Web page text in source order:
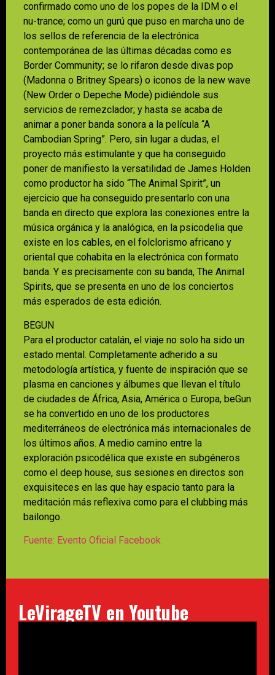
confirmado como uno de los popes de la IDM o el
nu-trance; como un gurú que puso en marcha uno de
los sellos de referencia de la electrónica
contemporánea de las últimas décadas como es
Border Community; se lo rifaron desde divas pop
(Madonna o Britney Spears) o iconos de la new wave
(New Order o Depeche Mode) pidiéndole sus
servicios de remezclador; y hasta se acaba de
animar a poner banda sonora a la película “A
Cambodian Spring”. Pero, sin lugar a dudas, el
proyecto más estimulante y que ha conseguido
poner de manifiesto la versatilidad de James Holden
como productor ha sido “The Animal Spirit”, un
ejercicio que ha conseguido presentarlo con una
banda en directo que explora las conexiones entre la
música orgánica y la analógica, en la psicodelia que
existe en los cables, en el folclorismo africano y
oriental que cohabita en la electrónica con formato
banda. Y es precisamente con su banda, The Animal
Spirits, que se presenta en uno de los conciertos
más esperados de esta edición.
BEGUN
Para el productor catalán, el viaje no solo ha sido un
estado mental. Completamente adherido a su
metodología artística, y fuente de inspiración que se
plasma en canciones y álbumes que llevan el título
de ciudades de África, Asia, América o Europa, beGun
se ha convertido en uno de los productores
mediterráneos de electrónica más internacionales de
los últimos años. A medio camino entre la
exploración psicodélica que existe en subgéneros
como el deep house, sus sesiones en directos son
exquisiteces en las que hay espacio tanto para la
meditación más reflexiva como para el clubbing más
bailongo.
Fuente: Evento Oficial Facebook
LeVirageTV en Youtube